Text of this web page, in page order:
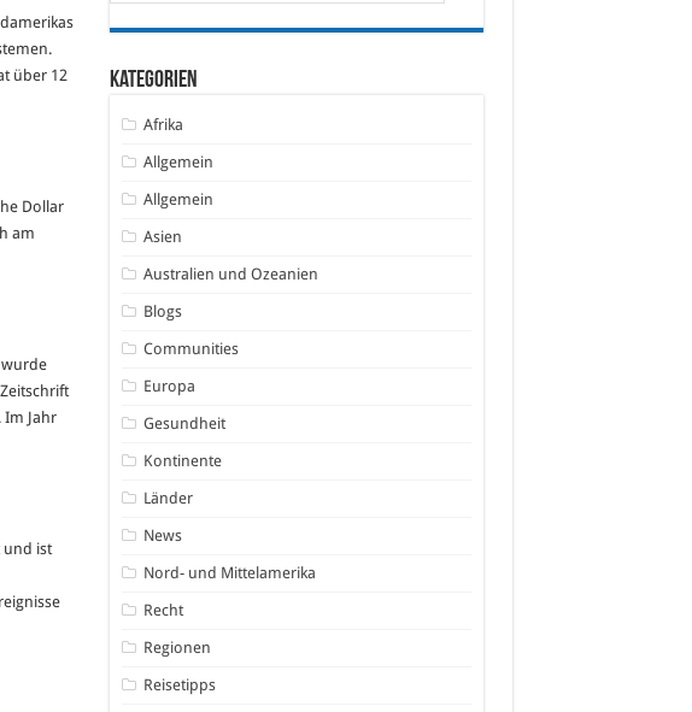
über 12
Dollar
am
wurde
Im Jahr
und ist
Kategorien
Afrika
Allgemein
Allgemein
Asien
Australien und Ozeanien
Blogs
Communities
Europa
Gesundheit
Kontinente
Länder
News
Nord- und Mittelamerika
Recht
Regionen
Reisetipps